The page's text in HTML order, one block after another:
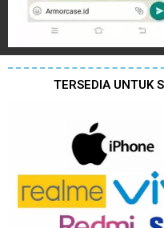
TERSEDIA UNTUK